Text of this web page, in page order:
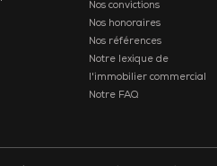
Nos convictions
Nos honoraires
Nos références
Notre lexique de
l'immobilier commercial
Notre FAQ